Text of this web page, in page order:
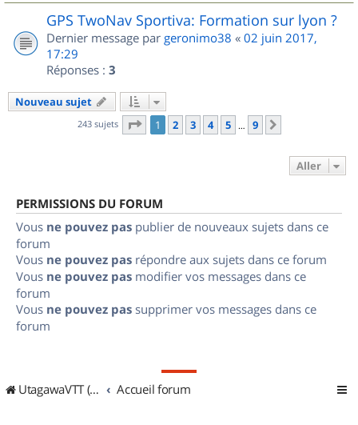
GPS TwoNav Sportiva: Formation sur lyon ?
Dernier message par geronimo38 « 02 juin 2017,
17:29
Réponses : 3
Nouveau sujet
243 sujets Page 1sur
1 2 3 4 5 … 9
Aller
PERMISSIONS DU FORUM
Vous ne pouvez pas publier de nouveaux sujets dans ce
forum
Vous ne pouvez pas répondre aux sujets dans ce forum
Vous ne pouvez pas modifier vos messages dans ce
forum
Vous ne pouvez pas supprimer vos messages dans ce
forum
UtagawaVTT (Randos VTT et VTTAE avec traces GPS) Accueil forum